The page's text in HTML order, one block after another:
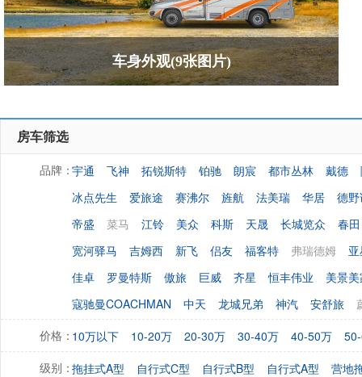
车身外观(9张图片)
房车筛选
品牌：宇通 飞神 拓锐斯特 铂驰 朗宸 都市丛林 戴德
冰点先生
爱旅途 赛沸尔 旌航 法美瑞 华居
德
帝盛
菜马 江铃 美众 科斯 天晟 长城览众
春田
宽河驿马
吉姆西 新飞 侣友 福客特 弗瑞德姆
佳卓
罗曼特斯 傲旅 巨威 齐星 恒丰伟业
美景
寇驰曼COACHMAN
中天 龙城兄弟 神汽 安舒旅
价格：10万以下 10-20万 20-30万 30-40万 40-50万
级别：拖挂式A型 自行式C型 自行式B型 自行式A型
营地